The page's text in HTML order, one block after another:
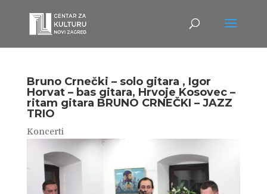
Bruno Crnečki – solo gitara , Igor
Horvat – bas gitara, Hrvoje Kosovec –
ritam gitara BRUNO CRNEČKI – JAZZ
TRIO
Koncerti